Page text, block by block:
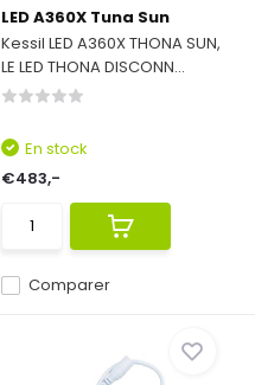
LED A360X Tuna Sun
Kessil LED A360X THONA SUN,
LE LED THONA DISCONN...
Comparer
En stock
€483,-